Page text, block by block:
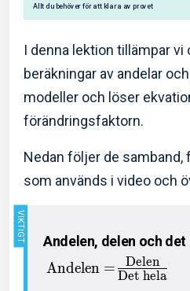
Allt du behöver för att klara av
I denna lektion tillämpar vi
beräkningar av andelar
modeller och löser
förändringsfaktorn.
Nedan följer de
som används i video och
Andelen, delen och det
Andelen = Det hela
Delen